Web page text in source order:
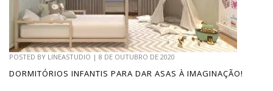
POSTED BY LINEASTUDIO | 8 DE OUTUBRO DE 2020
DORMITÓRIOS INFANTIS PARA DAR ASAS À IMAGINAÇÃO!